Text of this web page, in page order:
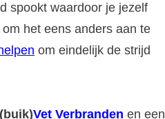
spookt waardoor je jezelf
het eens anders aan te
om eindelijk de strijd
(buik)Vet Verbranden en een